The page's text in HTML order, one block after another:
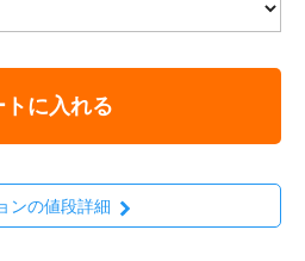
トに入れる
ンの値段詳細